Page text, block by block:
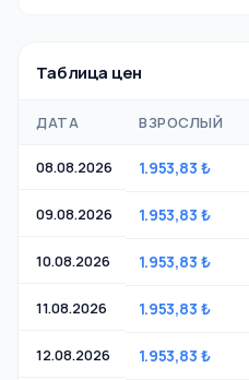
Таблица цен
ДАТА ВЗРОСЛЫЙ
08.08.2026 1.953,83 ₺
09.08.2026 1.953,83 ₺
10.08.2026 1.953,83 ₺
11.08.2026 1.953,83 ₺
12.08.2026 1.953,83 ₺